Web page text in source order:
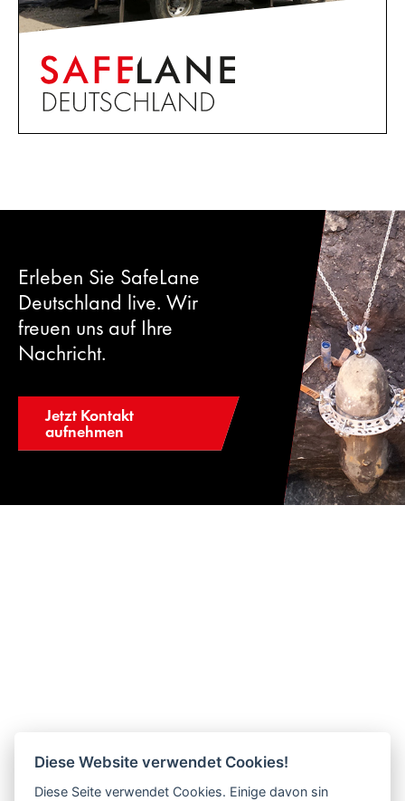
Erleben Sie SafeLane
Deutschland live. Wir
freuen uns auf Ihre
Nachricht.
Jetzt Kontakt
aufnehmen
Diese Website verwendet Cookies!
Diese Seite verwendet Cookies. Einige davon sin